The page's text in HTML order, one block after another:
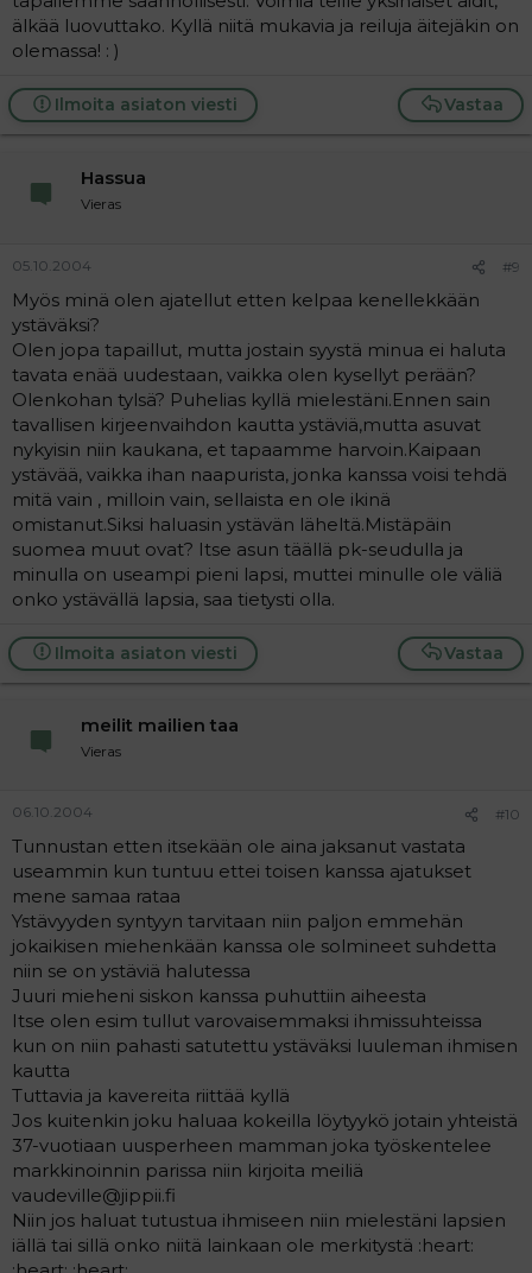
älkää luovuttako. Kyllä niitä mukavia ja reiluja äitejäkin on
olemassa! : )
Vastaa
Ilmoita asiaton viesti
Hassua
Vieras
05.10.2004 #9
Myös minä olen ajatellut etten kelpaa kenellekkään
ystäväksi?
Olen jopa tapaillut, mutta jostain syystä minua ei haluta
tavata enää uudestaan, vaikka olen kysellyt perään?
Olenkohan tylsä? Puhelias kyllä mielestäni.Ennen sain
tavallisen kirjeenvaihdon kautta ystäviä,mutta asuvat
nykyisin niin kaukana, et tapaamme harvoin.Kaipaan
ystävää, vaikka ihan naapurista, jonka kanssa voisi tehdä
mitä vain , milloin vain, sellaista en ole ikinä
omistanut.Siksi haluasin ystävän läheltä.Mistäpäin
suomea muut ovat? Itse asun täällä pk-seudulla ja
minulla on useampi pieni lapsi, muttei minulle ole väliä
onko ystävällä lapsia, saa tietysti olla.
Vastaa
Ilmoita asiaton viesti
meilit mailien taa
Vieras
06.10.2004 #10
Tunnustan etten itsekään ole aina jaksanut vastata
useammin kun tuntuu ettei toisen kanssa ajatukset
mene samaa rataa
Ystävyyden syntyyn tarvitaan niin paljon emmehän
jokaikisen miehenkään kanssa ole solmineet suhdetta
niin se on ystäviä halutessa
Juuri mieheni siskon kanssa puhuttiin aiheesta
Itse olen esim tullut varovaisemmaksi ihmissuhteissa
kun on niin pahasti satutettu ystäväksi luuleman ihmisen
kautta
Tuttavia ja kavereita riittää kyllä
Jos kuitenkin joku haluaa kokeilla löytyykö jotain yhteistä
37-vuotiaan uusperheen mamman joka työskentelee
markkinoinnin parissa niin kirjoita meiliä
vaudeville@jippii.fi
Niin jos haluat tutustua ihmiseen niin mielestäni lapsien
iällä tai sillä onko niitä lainkaan ole merkitystä :heart: